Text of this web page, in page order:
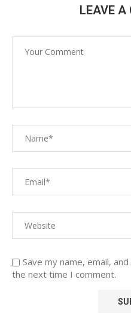
LEAVE A
Save my name, email,
the next time I comment.